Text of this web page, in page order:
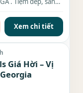
Xem chi tiết
Giá Hời – Vị